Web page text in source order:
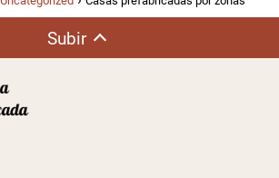
Subir